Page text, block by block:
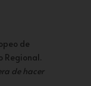
de
Regional.
de hacer